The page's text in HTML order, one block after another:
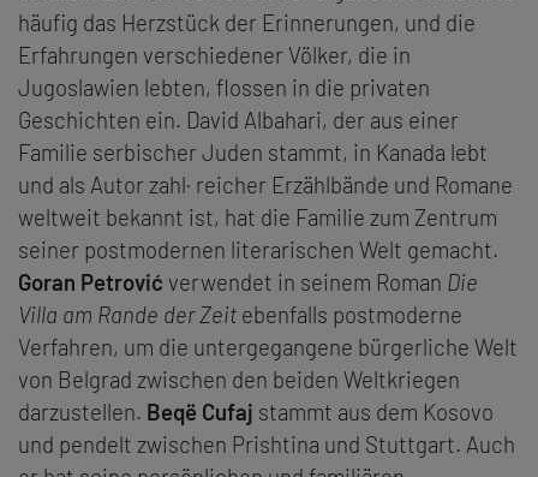
häufig das Herzstück der Erinnerungen, und die
Erfahrungen verschiedener Völker, die in
Jugoslawien lebten, flossen in die privaten
Geschichten ein. David Albahari, der aus einer
Familie serbischer Juden stammt, in Kanada lebt
und als Autor zahl· reicher Erzählbände und Romane
weltweit bekannt ist, hat die Familie zum Zentrum
seiner postmodernen literarischen Welt gemacht.
Goran Petrović verwendet in seinem Roman Die
Villa am Rande der Zeit ebenfalls postmoderne
Verfahren, um die untergegangene bürgerliche Welt
von Belgrad zwischen den beiden Weltkriegen
darzustellen. Beqë Cufaj stammt aus dem Kosovo
und pendelt zwischen Prishtina und Stuttgart. Auch